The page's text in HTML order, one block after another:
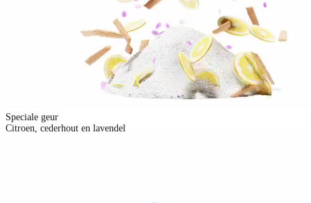
Speciale geur
Citroen, cederhout en lavendel